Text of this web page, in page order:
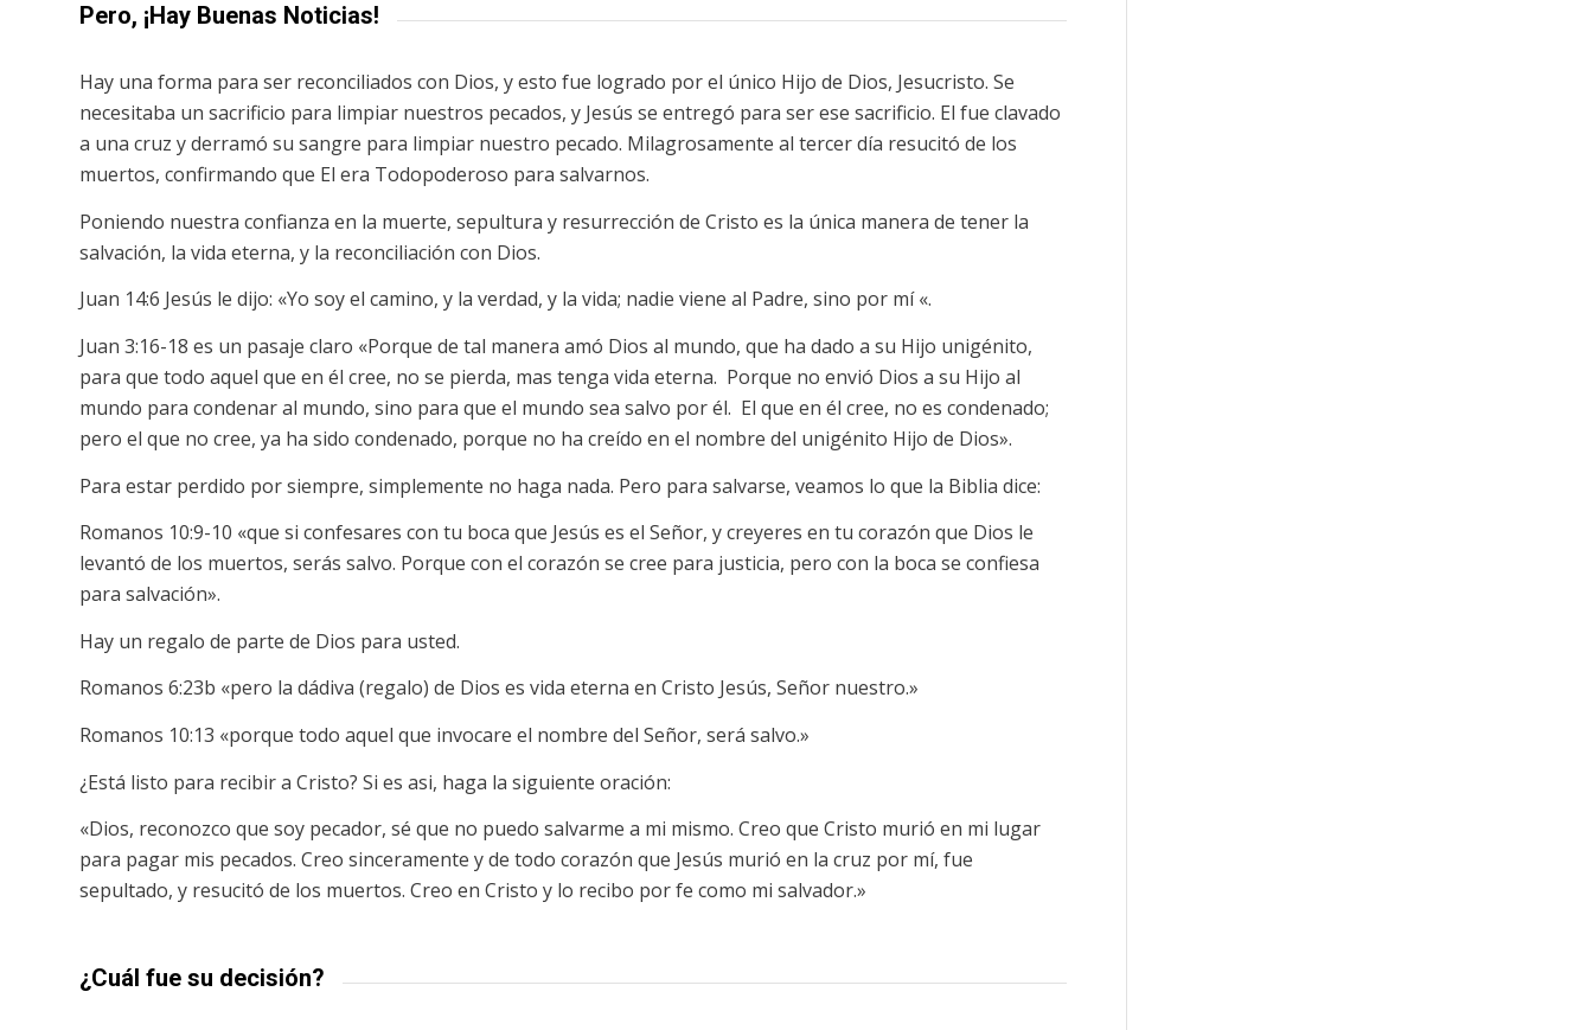
Pero, ¡Hay Buenas Noticias!
Hay una forma para ser reconciliados con Dios, y esto fue logrado por el único Hijo de Dios, Jesucristo. Se
necesitaba un sacrificio para limpiar nuestros pecados, y Jesús se entregó para ser ese sacrificio. El fue clavado
a una cruz y derramó su sangre para limpiar nuestro pecado. Milagrosamente al tercer día resucitó de los
muertos, confirmando que El era Todopoderoso para salvarnos.
Poniendo nuestra confianza en la muerte, sepultura y resurrección de Cristo es la única manera de tener la
salvación, la vida eterna, y la reconciliación con Dios.
Juan 14:6 Jesús le dijo: «Yo soy el camino, y la verdad, y la vida; nadie viene al Padre, sino por mí «.
Juan 3:16-18 es un pasaje claro «Porque de tal manera amó Dios al mundo, que ha dado a su Hijo unigénito,
para que todo aquel que en él cree, no se pierda, mas tenga vida eterna. Porque no envió Dios a su Hijo al
mundo para condenar al mundo, sino para que el mundo sea salvo por él. El que en él cree, no es condenado;
pero el que no cree, ya ha sido condenado, porque no ha creído en el nombre del unigénito Hijo de Dios».
Para estar perdido por siempre, simplemente no haga nada. Pero para salvarse, veamos lo que la Biblia dice:
Romanos 10:9-10 «que si confesares con tu boca que Jesús es el Señor, y creyeres en tu corazón que Dios le
levantó de los muertos, serás salvo. Porque con el corazón se cree para justicia, pero con la boca se confiesa
para salvación».
Hay un regalo de parte de Dios para usted.
Romanos 6:23b «pero la dádiva (regalo) de Dios es vida eterna en Cristo Jesús, Señor nuestro.»
Romanos 10:13 «porque todo aquel que invocare el nombre del Señor, será salvo.»
¿Está listo para recibir a Cristo? Si es asi, haga la siguiente oración:
«Dios, reconozco que soy pecador, sé que no puedo salvarme a mi mismo. Creo que Cristo murió en mi lugar
para pagar mis pecados. Creo sinceramente y de todo corazón que Jesús murió en la cruz por mí, fue
sepultado, y resucitó de los muertos. Creo en Cristo y lo recibo por fe como mi salvador.»
¿Cuál fue su decisión?